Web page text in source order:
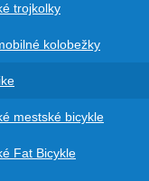
trojkolky
kolobežky
mestské bicykle
Fat Bicykle